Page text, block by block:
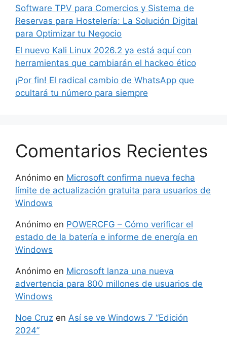
Software TPV para Comercios y Sistema de
Reservas para Hostelería: La Solución Digital
para Optimizar tu Negocio
El nuevo Kali Linux 2026.2 ya está aquí con
herramientas que cambiarán el hackeo ético
¡Por fin! El radical cambio de WhatsApp que
ocultará tu número para siempre
Comentarios Recientes
Anónimo en Microsoft confirma nueva fecha
límite de actualización gratuita para usuarios de
Windows
Anónimo en POWERCFG – Cómo verificar el
estado de la batería e informe de energía en
Windows
Anónimo en Microsoft lanza una nueva
advertencia para 800 millones de usuarios de
Windows
Noe Cruz en Así se ve Windows 7 “Edición
2024”